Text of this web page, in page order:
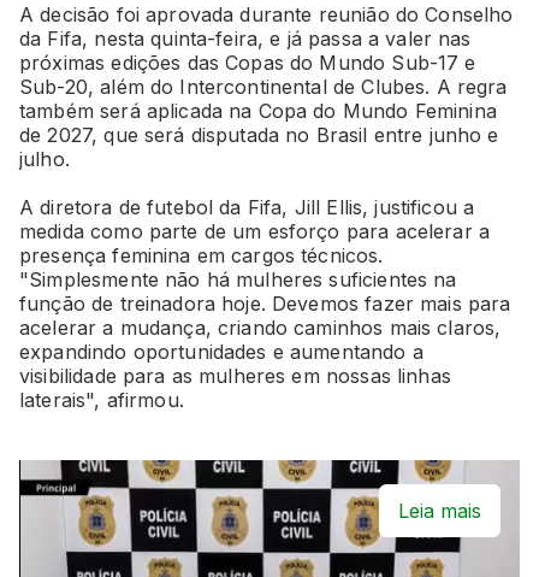
A decisão foi aprovada durante reunião do Conselho
da Fifa, nesta quinta-feira, e já passa a valer nas
próximas edições das Copas do Mundo Sub-17 e
Sub-20, além do Intercontinental de Clubes. A regra
também será aplicada na Copa do Mundo Feminina
de 2027, que será disputada no Brasil entre junho e
julho.
A diretora de futebol da Fifa, Jill Ellis, justificou a
medida como parte de um esforço para acelerar a
presença feminina em cargos técnicos.
"Simplesmente não há mulheres suficientes na
função de treinadora hoje. Devemos fazer mais para
acelerar a mudança, criando caminhos mais claros,
expandindo oportunidades e aumentando a
visibilidade para as mulheres em nossas linhas
laterais", afirmou.
Leia mais